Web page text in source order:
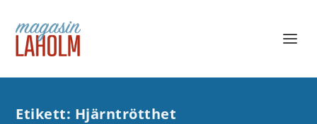
Etikett: Hjärntrötthet